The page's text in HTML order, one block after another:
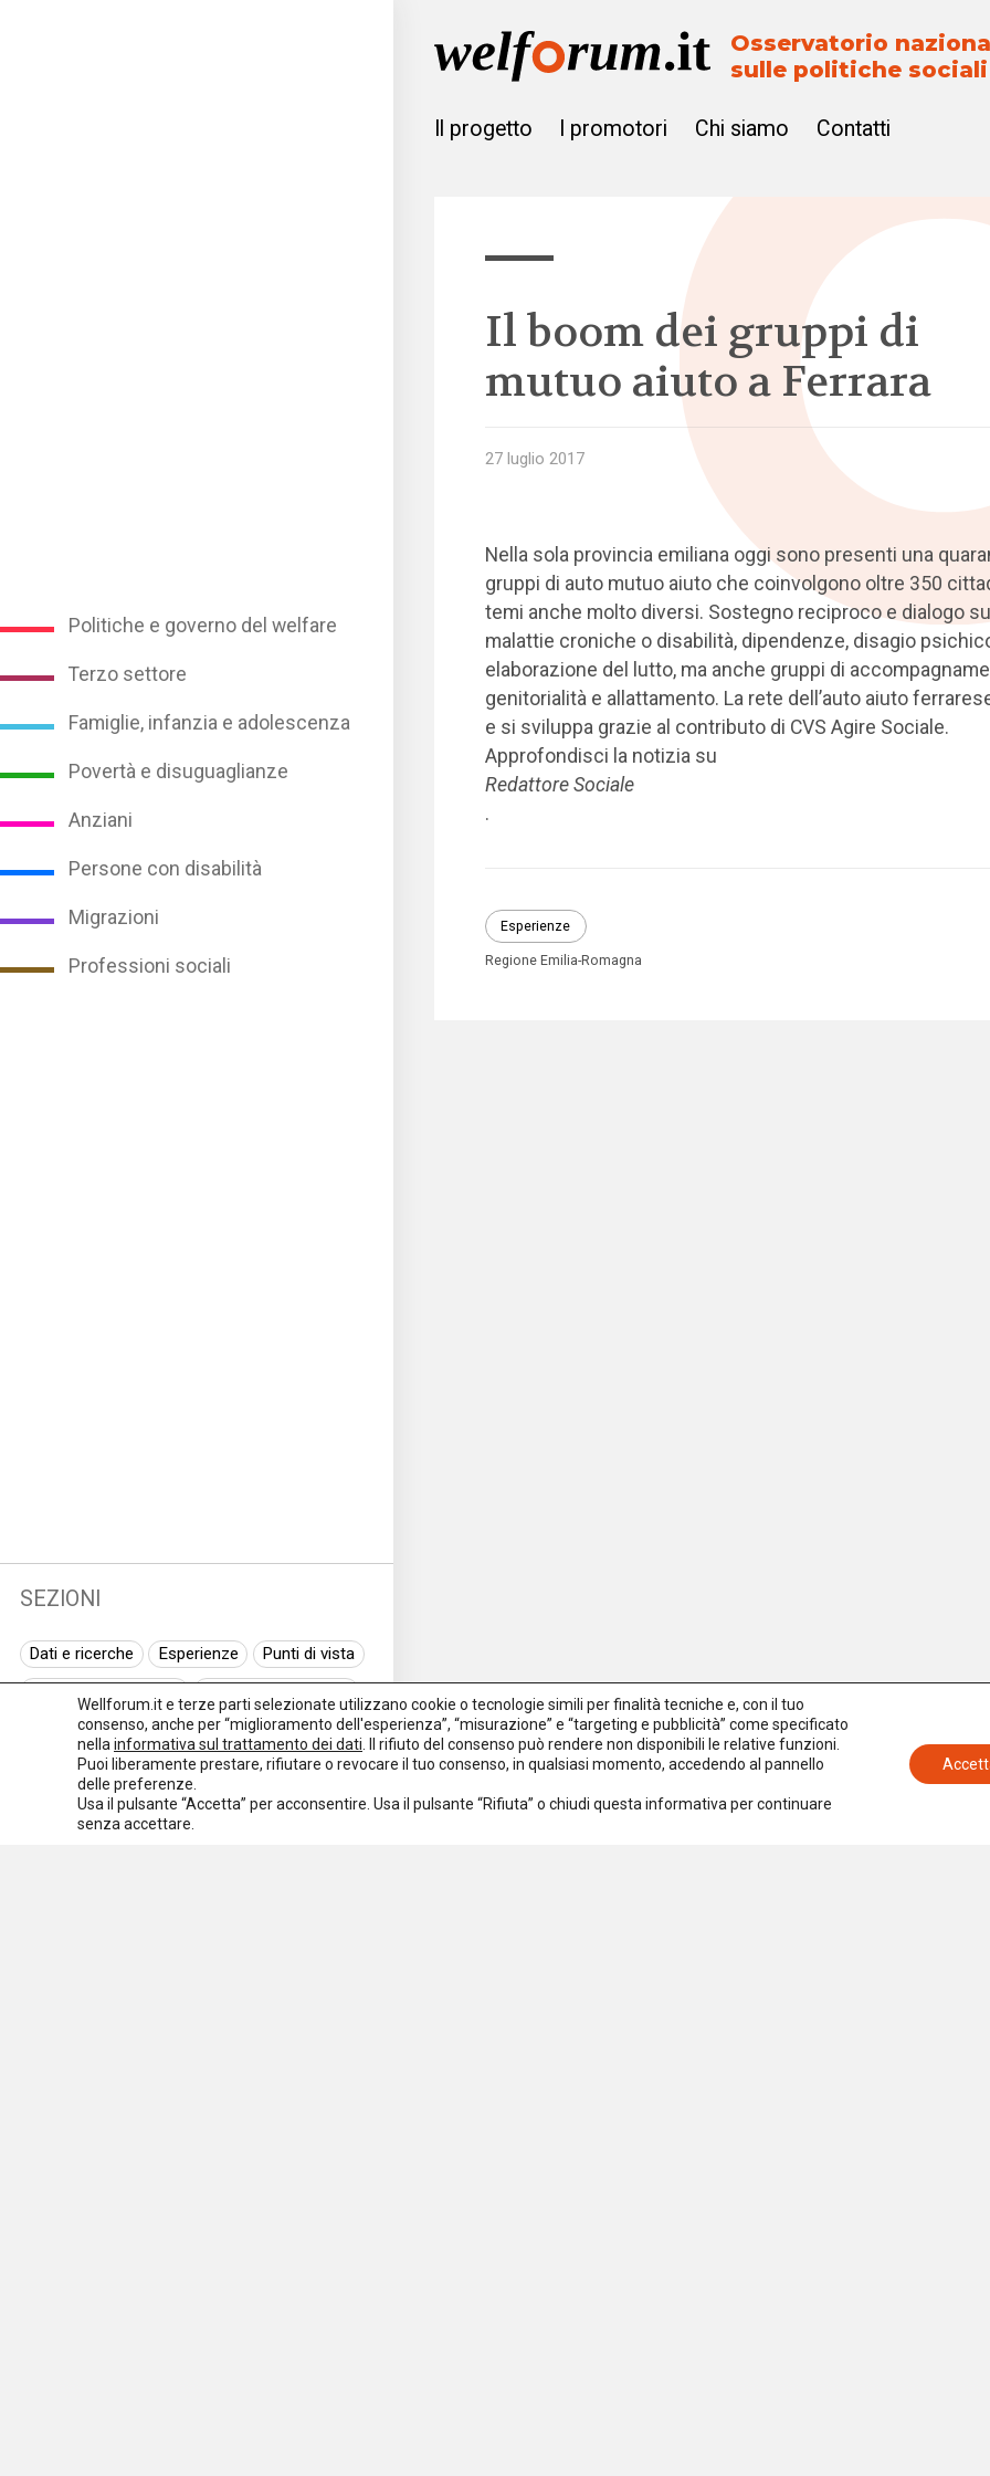
Politiche e governo del welfare
Terzo settore
Famiglie, infanzia e adolescenza
Povertà e disuguaglianze
Anziani
Persone con disabilità
Migrazioni
Professioni sociali
SEZIONI
Dati e ricerche Esperienze
Punti di vista
Normativa europea
Rassegna normativa
I seminari di Welforum
Eventi
Spazio ai promotori
Osservatorio
sulle politiche sociali
Il progetto I promotori Chi siamo Contatti
Il boom dei gruppi di
mutuo aiuto a Ferrara
27 luglio 2017
Nella sola provincia emiliana oggi sono presenti una
gruppi di auto mutuo aiuto che coinvolgono oltre 350
temi anche molto diversi. Sostegno reciproco e dialogo su
malattie croniche o disabilità, dipendenze, disagio
elaborazione del lutto, ma anche gruppi di
genitorialità e allattamento. La rete dell’auto aiuto
e si sviluppa grazie al contributo di CVS Agire Sociale.
Approfondisci la notizia su
Redattore Sociale
.
Esperienze
Regione Emilia-Romagna
Wellforum.it e terze parti selezionate utilizzano cookie o tecnologie simili per finalità tecniche e, con il tuo
consenso, anche per “miglioramento dell'esperienza”, “misurazione” e “targeting e pubblicità” come specificato
nella informativa sul trattamento dei dati . Il rifiuto del consenso può rendere non disponibili le relative funzioni.
Puoi liberamente prestare, rifiutare o revocare il tuo consenso, in qualsiasi momento, accedendo al pannello
delle preferenze.
Usa il pulsante “Accetta” per acconsentire. Usa il pulsante “Rifiuta” o chiudi questa informativa per continuare
senza accettare.